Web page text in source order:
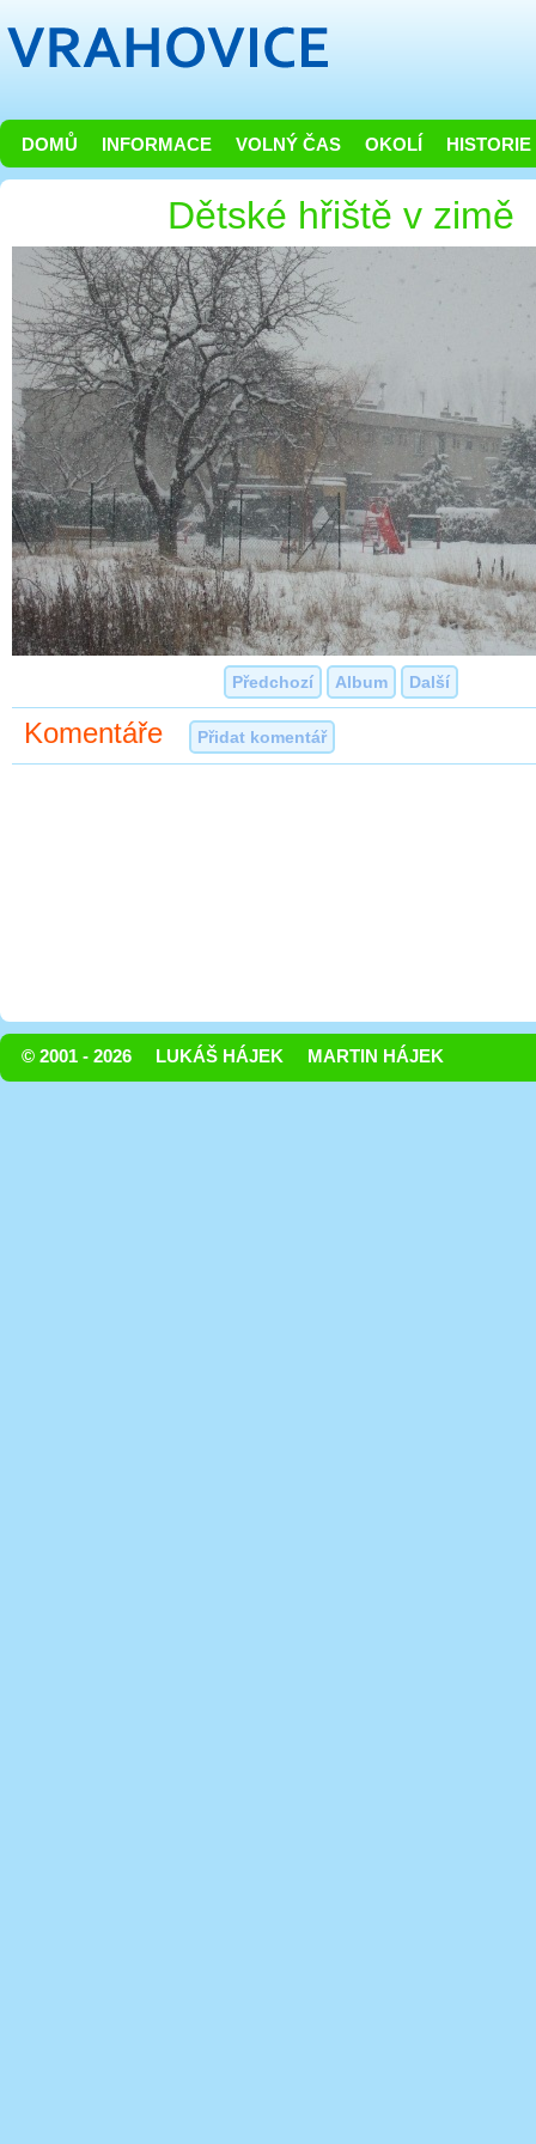
DOMŮ INFORMACE VOLNÝ ČAS OKOLÍ HISTORIE
Dětské hřiště v zimě
Předchozí Album Další
Komentáře Přidat komentář
© 2001 - 2026 LUKÁŠ HÁJEK MARTIN HÁJEK